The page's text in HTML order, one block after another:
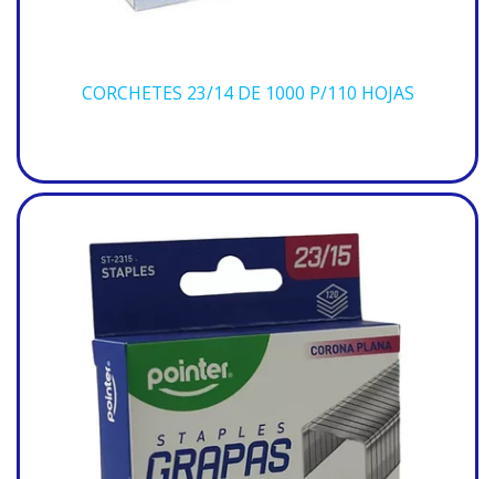
CORCHETES 23/14 DE 1000 P/110 HOJAS